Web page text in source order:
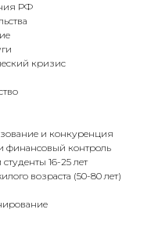
РФ
кризис
и конкуренция
финансовый контроль
16-25 лет
возраста (50-80 лет)